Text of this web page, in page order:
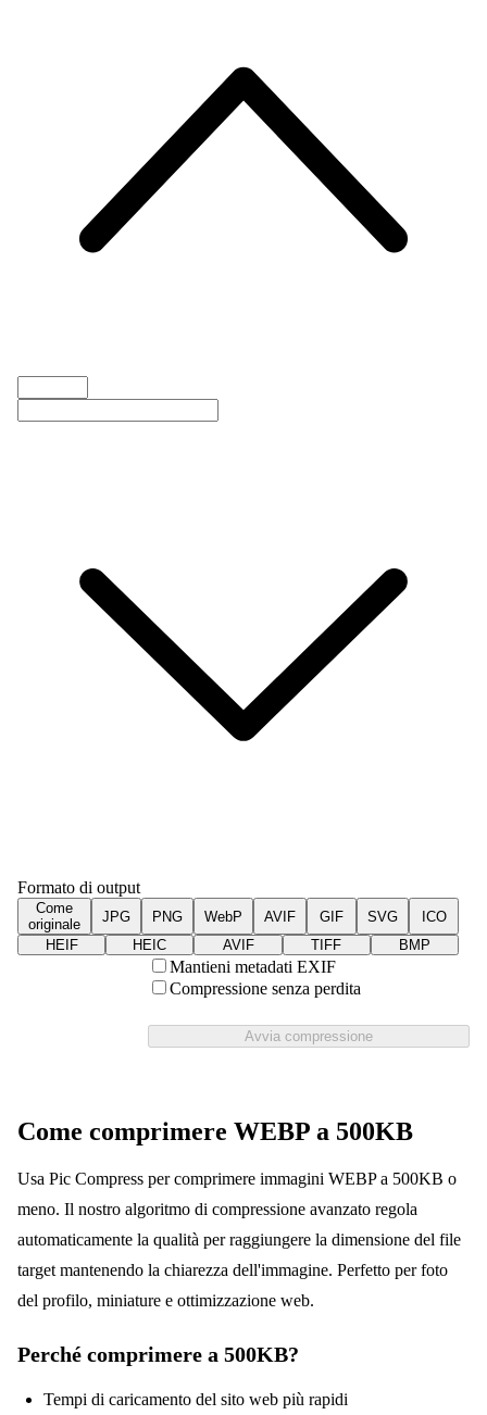
Formato di output
Come
originale
JPG PNG WebP AVIF GIF SVG
ICO
HEIF
HEIC AVIF TIFF BMP
Mantieni metadati EXIF
Compressione senza perdita
Avvia compressione
Come comprimere WEBP a 500KB
Usa Pic Compress per comprimere immagini WEBP a 500KB o
meno. Il nostro algoritmo di compressione avanzato regola
automaticamente la qualità per raggiungere la dimensione del file
target mantenendo la chiarezza dell'immagine. Perfetto per foto
del profilo, miniature e ottimizzazione web.
Perché comprimere a 500KB?
Tempi di caricamento del sito web più rapidi